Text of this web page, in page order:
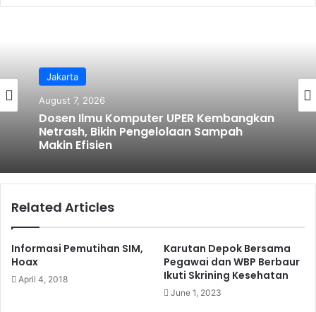
Jakarta
August 7, 2026
Dosen Ilmu Komputer UPER Kembangkan
Netrash, Bikin Pengelolaan Sampah
Makin Efisien
Related Articles
Informasi Pemutihan SIM,
Hoax
April 4, 2018
Karutan Depok Bersama
Pegawai dan WBP Berbaur
Ikuti Skrining Kesehatan
June 1, 2023